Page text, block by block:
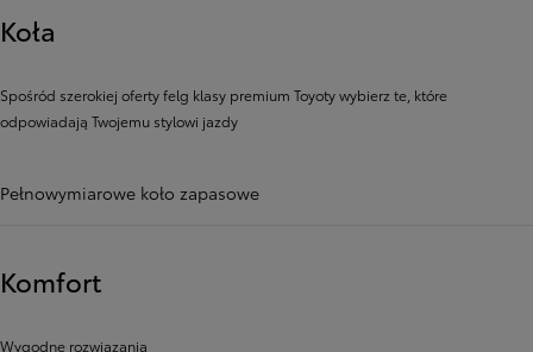
Koła
Spośród szerokiej oferty felg klasy premium Toyoty wybierz te, które
odpowiadają Twojemu stylowi jazdy
Pełnowymiarowe koło zapasowe
Komfort
Wygodne rozwiązania